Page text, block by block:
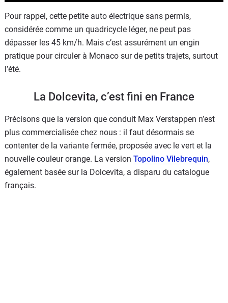
Pour rappel, cette petite auto électrique sans permis,
considérée comme un quadricycle léger, ne peut pas
dépasser les 45 km/h. Mais c’est assurément un engin
pratique pour circuler à Monaco sur de petits trajets, surtout
l’été.
La Dolcevita, c’est fini en France
Précisons que la version que conduit Max Verstappen n’est
plus commercialisée chez nous : il faut désormais se
contenter de la variante fermée, proposée avec le vert et la
nouvelle couleur orange. La version Topolino Vilebrequin,
également basée sur la Dolcevita, a disparu du catalogue
français.